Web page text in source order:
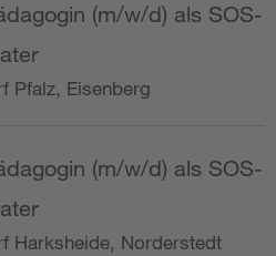
(m/w/d) als SOS-
Pfalz, Eisenberg
(m/w/d) als SOS-
Harksheide, Norderstedt